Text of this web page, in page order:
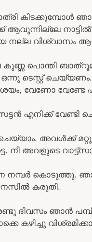
കിടക്കുമ്പോൾ
നല്ല വിശ്വാസം
കുണ്ണ പൊന്തി
ടെസ്റ്റ്
വേണോ വേണ്ടേ
എനിക്ക്
അവൾക്ക്
നീ അവളുടെ
നമ്പർ കൊടുത്തു.
കരുതി.
ദിവസം ഞാൻ
കഴിച്ചു